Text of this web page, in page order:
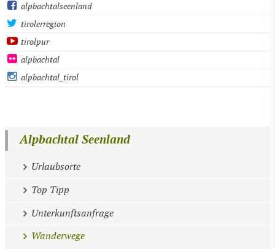
alpbachtalseenland
tirolerregion
tirolpur
alpbachtal
alpbachtal_tirol
Alpbachtal Seenland
Urlaubsorte
Top Tipp
Unterkunftsanfrage
Wanderwege